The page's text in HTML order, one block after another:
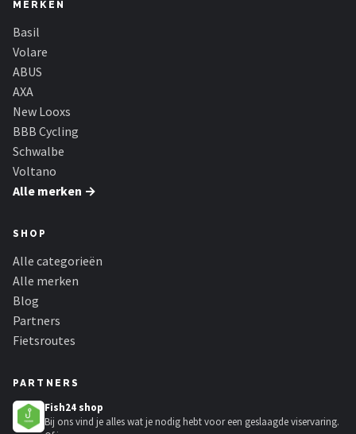
MERKEN
Basil
Volare
ABUS
AXA
New Looxs
BBB Cycling
Schwalbe
Voltano
Alle merken →
SHOP
Alle categorieën
Alle merken
Blog
Partners
Fietsroutes
PARTNERS
Fish24 shop
Bij ons vind je alles wat je nodig hebt voor een geslaagde viservaring.